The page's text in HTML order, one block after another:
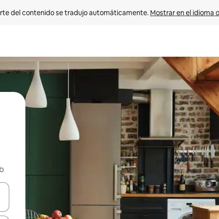
del contenido se tradujo automáticamente. Mostrar en el idioma
usando las teclas de las flechas hacia arriba y hacia abajo, o